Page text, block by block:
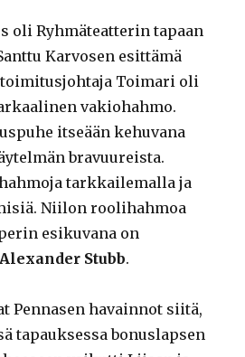
oli Ryhmäteatterin tapaan
Karvosen esittämä
Toimari oli
vakiohahmo.
itseään kehuvana
bravuureista.
tarkkailemalla ja
Niilon roolihahmoa
esikuvana on
Alexander Stubb.
Pennasen havainnot siitä,
tapauksessa bonuslapsen